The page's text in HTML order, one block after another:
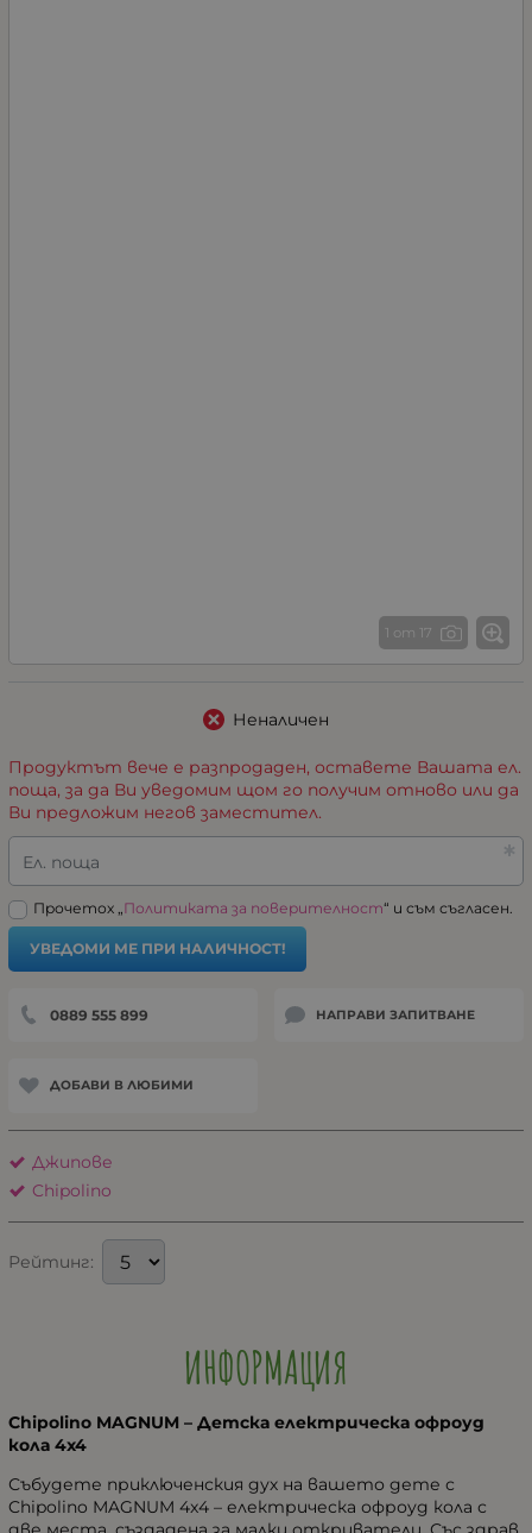
1 от 17
Неналичен
Продуктът вече е разпродаден, оставете Вашата ел.
поща, за да Ви уведомим щом го получим отново или да
Ви предложим негов заместител.
Ел. поща
Прочетох „ Политиката за поверителност“ и съм съгласен.
УВЕДОМИ МЕ ПРИ НАЛИЧНОСТ!
0889 555 899 НАПРАВИ ЗАПИТВАНЕ
ДОБАВИ В ЛЮБИМИ
Джипове
Chipolino
Рейтинг:
ИНФОРМАЦИЯ
Chipolino MAGNUM – Детска електрическа офроуд
кола 4x4
Събудете приключенския дух на вашето дете с
Chipolino MAGNUM 4x4 – електрическа офроуд кола с